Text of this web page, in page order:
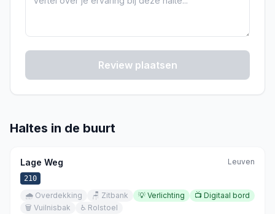
Review plaatsen
Haltes in de buurt
Lage Weg Leuven
210
🌧️ Overdekking 🪑 Zitbank 💡 Verlichting 📺 Digitaal bord
🗑️ Vuilnisbak ♿ Rolstoel